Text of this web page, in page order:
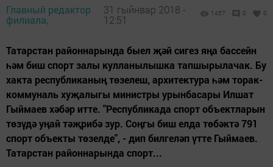
Главный редактор
филиала,
31 гыйнвар 2018 -
12:51
1457 0 0
Татарстан районнарында быел җәй сигез яңа бассейн
һәм биш спорт залы кулланылышка тапшырылачак. Бу
хакта республиканың төзелеш, архитектура һәм торак-
коммуналь хуҗалыгы министры урынбасары Илшат
Гыймаев хәбәр итте. "Республикада спорт объектларын
төзүдә уңай тәҗрибә зур. Соңгы биш елда төбәктә 791
спорт объекты төзелде", - дип билгеләп үтте Гыймаев.
Татарстан районнарында спорт...